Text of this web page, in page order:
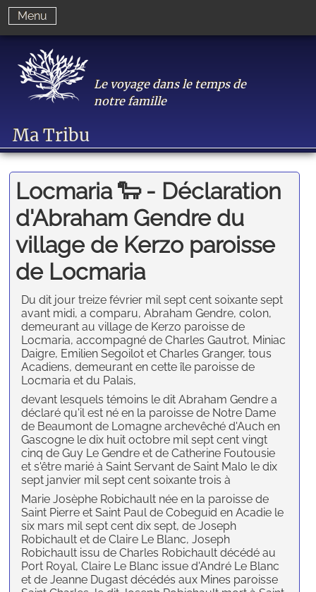
Ma Tribu
Le voyage dans le temps de
notre famille
Menu
Locmaria 🐑 - Déclaration
d'Abraham Gendre du
village de Kerzo paroisse
de Locmaria
Du dit jour treize février mil sept cent soixante sept
avant midi, a comparu, Abraham Gendre, colon,
demeurant au village de Kerzo paroisse de
Locmaria, accompagné de Charles Gautrot, Miniac
Daigre, Emilien Segoilot et Charles Granger, tous
Acadiens, demeurant en cette île paroisse de
Locmaria et du Palais,
devant lesquels témoins le dit Abraham Gendre a
déclaré qu'il est né en la paroisse de Notre Dame
de Beaumont de Lomagne archevêché d'Auch en
Gascogne le dix huit octobre mil sept cent vingt
cinq de Guy Le Gendre et de Catherine Foutousie
et s'être marié à Saint Servant de Saint Malo le dix
sept janvier mil sept cent soixante trois à
Marie Josèphe Robichault née en la paroisse de
Saint Pierre et Saint Paul de Cobeguid en Acadie le
six mars mil sept cent dix sept, de Joseph
Robichault et de Claire Le Blanc, Joseph
Robichault issu de Charles Robichault décédé au
Port Royal, Claire Le Blanc issue d'André Le Blanc
et de Jeanne Dugast décédés aux Mines paroisse